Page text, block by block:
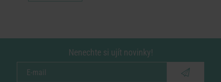
Nenechte si ujít novinky!